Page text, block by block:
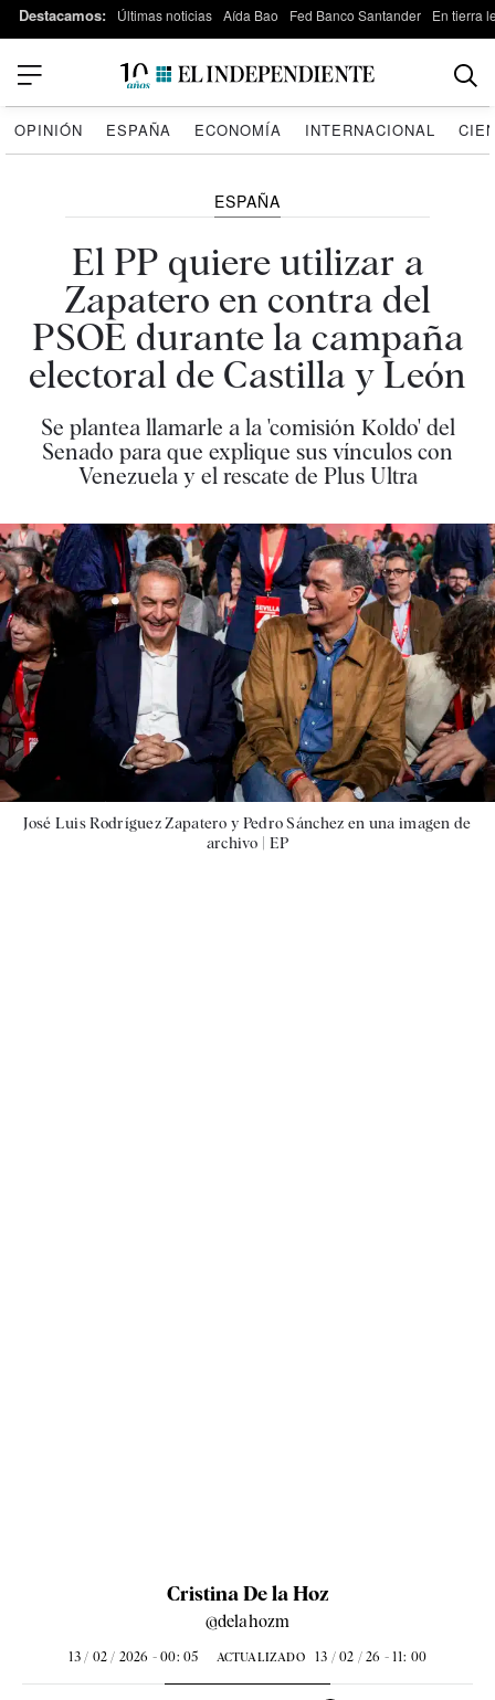
Destacamos: Últimas noticias Aída Bao Fed Banco Santander En tierra
OPINIÓN ESPAÑA ECONOMÍA INTERNACIONAL
ESPAÑA
El PP quiere utilizar a
Zapatero en contra del
PSOE durante la campaña
electoral de Castilla y León
Se plantea llamarle a la 'comisión Koldo' del
Senado para que explique sus vínculos con
Venezuela y el rescate de Plus Ultra
José Luis Rodríguez Zapatero y Pedro Sánchez en una imagen de
archivo | EP
Cristina De la Hoz
@delahozm
13 / 02 / 2026 - 00: 05 ACTUALIZADO 13 / 02 / 26 - 11: 00